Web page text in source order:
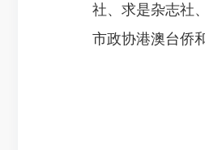
社、求是杂志社
市政协港澳台